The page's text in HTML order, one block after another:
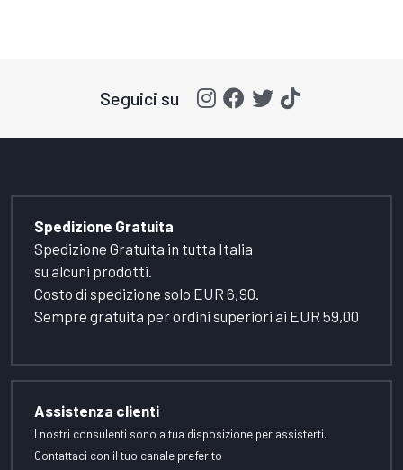
Seguici su
Spedizione Gratuita
Spedizione Gratuita in tutta Italia
su alcuni prodotti.
Costo di spedizione solo EUR 6,90.
Sempre gratuita per ordini superiori ai EUR 59,00
Assistenza clienti
I nostri consulenti sono a tua disposizione per assisterti.
Contattaci con il tuo canale preferito